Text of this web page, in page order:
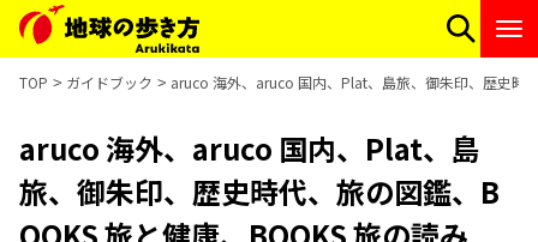
TOP ガイドブック aruco 海外、aruco 国内、Plat、島旅、御朱印、歴史時
aruco 海外、aruco 国内、Plat、島
旅、御朱印、歴史時代、旅の図鑑、B